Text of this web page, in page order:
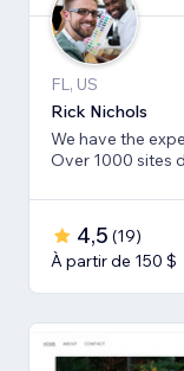
FL, US
Rick Nichols
We have the
Over 1000 sites
4,5 (19)
À partir de 150 $